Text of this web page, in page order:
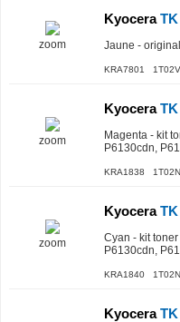
zoom
KyoceraTK
Jaune -
KRA7801
zoom
KyoceraTK
Magenta - kit
P6130cdn,
KRA1838
zoom
KyoceraTK
Cyan - kit
P6130cdn,
KRA1840
KyoceraTK